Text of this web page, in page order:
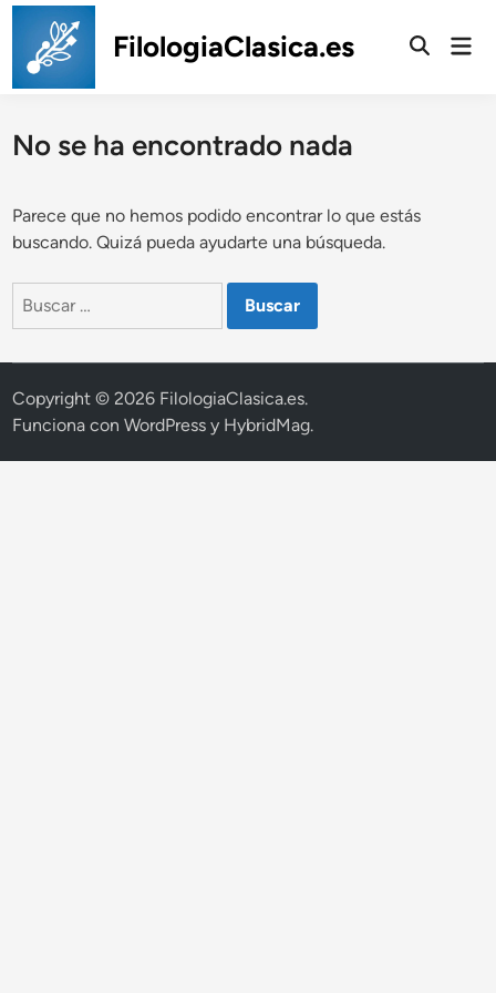
Saltar
contenido
FilologiaClasica.es
No se ha encontrado nada
Parece que no hemos podido encontrar lo que estás
buscando. Quizá pueda ayudarte una búsqueda.
Buscar:
Copyright © 2026 FilologiaClasica.es.
Funciona conWordPress y HybridMag.